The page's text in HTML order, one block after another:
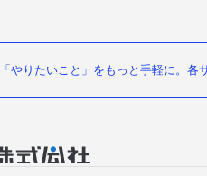
やりたいこと」をもっと手軽に。各